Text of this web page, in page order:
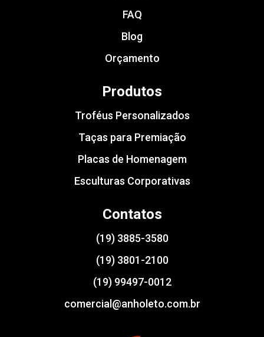
FAQ
Blog
Orçamento
Produtos
Troféus Personalizados
Taças para Premiação
Placas de Homenagem
Esculturas Corporativas
Contatos
(19) 3885-3580
(19) 3801-2100
(19) 99497-0012
comercial@anholeto.com.br